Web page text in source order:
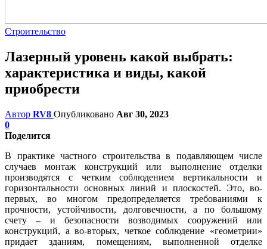
Строительство
Лазерный уровень какой выбрать:
характеристика и виды, какой
приобрести
Автор RV8 Опубликовано Авг 30, 2023
0
Поделится
В практике частного строительства в подавляющем числе
случаев монтаж конструкций или выполнение отделки
производятся с четким соблюдением вертикальности и
горизонтальности основных линий и плоскостей. Это, во-
первых, во многом предопределяется требованиями к
прочности, устойчивости, долговечности, а по большому
счету – и безопасности возводимых сооружений или
конструкций, а во-вторых, четкое соблюдение «геометрии»
придает зданиям, помещениям, выполненной отделке